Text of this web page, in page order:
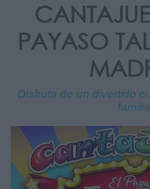
PAYASO
Disfruta de un divertido
familia